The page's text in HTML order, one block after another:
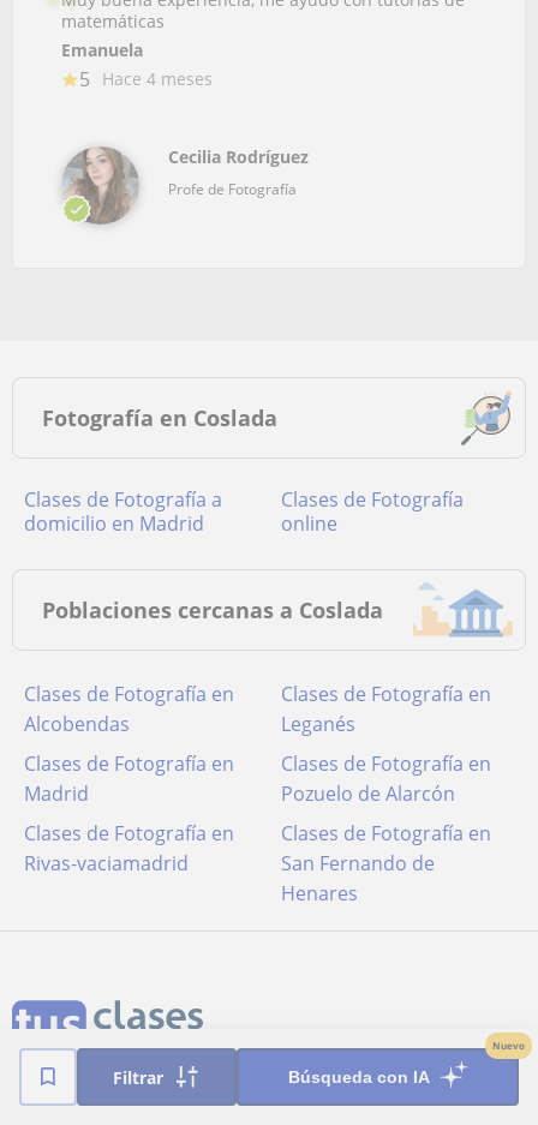
Filtrar Búsqueda con IA
Nuevo
matemáticas
Emanuela
5 Hace 4 meses
Cecilia Rodríguez
Profe de Fotografía
Fotografía en Coslada
Clases de Fotografía a
domicilio en Madrid
Clases de Fotografía
online
Poblaciones cercanas a Coslada
Clases de Fotografía en
Alcobendas
Clases de Fotografía en
Leganés
Clases de Fotografía en
Madrid
Clases de Fotografía en
Pozuelo de Alarcón
Clases de Fotografía en
Rivas-vaciamadrid
Clases de Fotografía en
San Fernando de
Henares
Términos y condiciones